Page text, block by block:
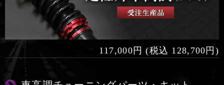
117,000円 (税込 128,700円)